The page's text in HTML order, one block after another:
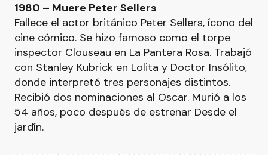
1980 – Muere Peter Sellers
Fallece el actor británico Peter Sellers, ícono del
cine cómico. Se hizo famoso como el torpe
inspector Clouseau en La Pantera Rosa. Trabajó
con Stanley Kubrick en Lolita y Doctor Insólito,
donde interpretó tres personajes distintos.
Recibió dos nominaciones al Oscar. Murió a los
54 años, poco después de estrenar Desde el
jardín.